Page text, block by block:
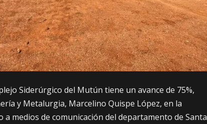
Siderúrgico del Mutún tiene un avance de 75%,
y Metalurgia, Marcelino Quispe López, en la
a medios de comunicación del departamento de Santa